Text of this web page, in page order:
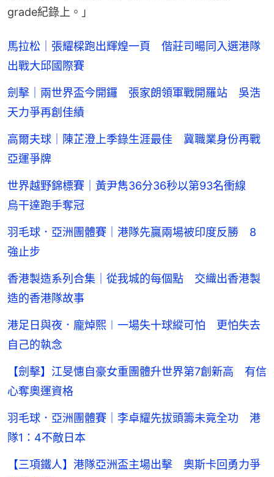
grade紀錄上。」
馬拉松｜張耀樑跑出輝煌一頁 偕莊司暘同入選港隊
出戰大邱國際賽
劍擊｜兩世界盃今開鑼 張家朗領軍戰開羅站 吳浩
天力爭再創佳績
高爾夫球｜陳芷澄上季錄生涯最佳 冀職業身份再戰
亞運爭牌
世界越野錦標賽｜黃尹雋36分36秒以第93名衝線
烏干達跑手奪冠
羽毛球．亞洲團體賽｜港隊先贏兩場被印度反勝 8
強止步
香港製造系列合集｜從我城的每個點 交織出香港製
造的香港隊故事
港足日與夜．龐焯熙︱一場失十球縱可怕 更怕失去
自己的執念
【劍擊】江旻憓自豪女重團體升世界第7創新高 有信
心奪奧運資格
羽毛球．亞洲團體賽｜李卓耀先拔頭籌未竟全功 港
隊1：4不敵日本
【三項鐵人】港隊亞洲盃主場出擊 奧斯卡回勇力爭